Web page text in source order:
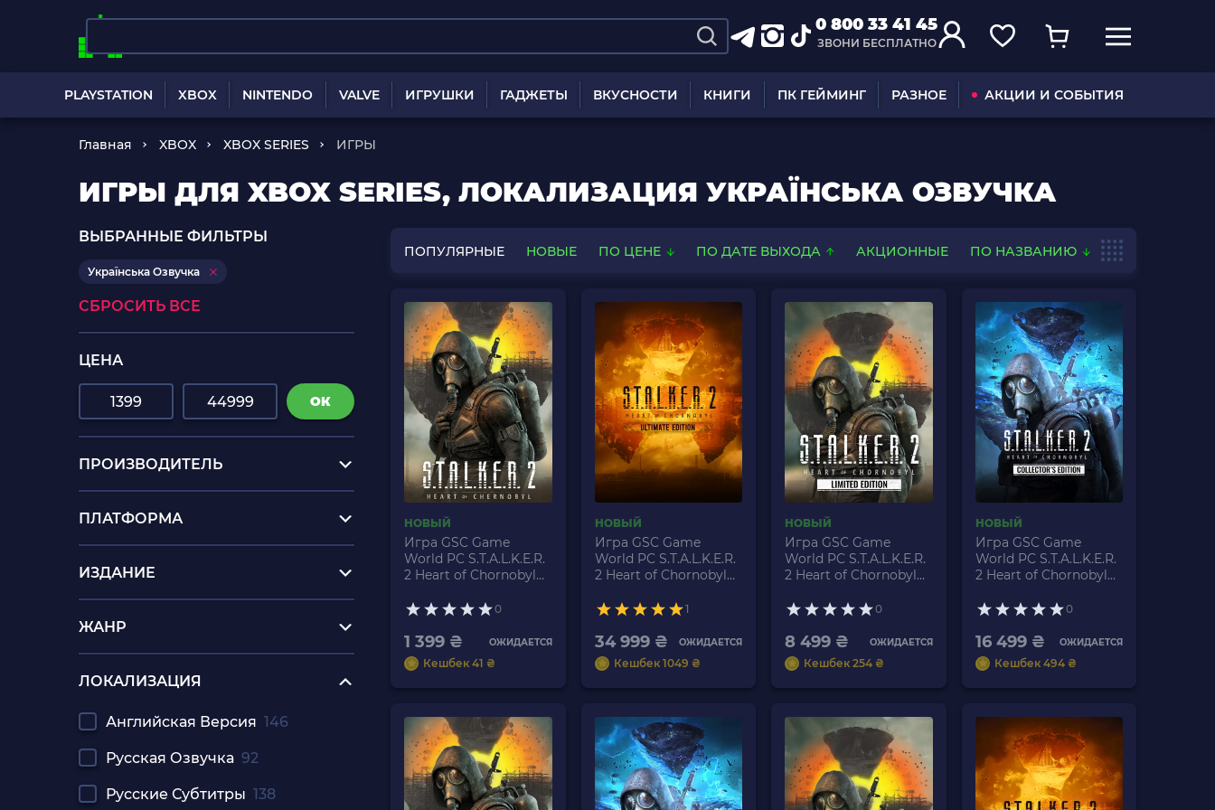
0 800 33 41 45
ЗВОНИ БЕСПЛАТНО
PLAYSTATION XBOX NINTENDO VALVE ИГРУШКИ ГАДЖЕТЫ ВКУСНОСТИ КНИГИ ПК ГЕЙМИНГ РАЗНОЕ АКЦИИ И СОБЫТИЯ
Главная XBOX XBOX SERIES ИГРЫ
ИГРЫ ДЛЯ XBOX SERIES, ЛОКАЛИЗАЦИЯ УКРАЇНСЬКА ОЗВУЧКА
ВЫБРАННЫЕ ФИЛЬТРЫ
Українська Озвучка
СБРОСИТЬ ВСЕ
ЦЕНА
ОК
ПРОИЗВОДИТЕЛЬ
ПЛАТФОРМА
ИЗДАНИЕ
ЖАНР
ЛОКАЛИЗАЦИЯ
Английская Версия 146
Русская Озвучка 92
Русские Субтитры 138
ПОПУЛЯРНЫЕ НОВЫЕ ПО ЦЕНЕ ПО ДАТЕ ВЫХОДА АКЦИОННЫЕ ПО НАЗВАНИЮ
НОВЫЙ
Игра GSC Game
World PC S.T.A.L.K.E.R.
2 Heart of Chornobyl
Digital Code Новый
0
1 399 ₴ ОЖИДАЕТСЯ
Кешбек 41 ₴
НОВЫЙ
Игра GSC Game
World PC S.T.A.L.K.E.R.
2 Heart of Chornobyl
Українська Озвучка
1
34 999 ₴ ОЖИДАЕТСЯ
Кешбек 1049 ₴
НОВЫЙ
Игра GSC Game
World PC S.T.A.L.K.E.R.
2 Heart of Chornobyl
Українська Озвучка
0
8 499 ₴ ОЖИДАЕТСЯ
Кешбек 254 ₴
НОВЫЙ
Игра GSC Game
World PC S.T.A.L.K.E.R.
2 Heart of Chornobyl
Українська Озвучка
0
16 499 ₴ ОЖИДАЕТСЯ
Кешбек 494 ₴